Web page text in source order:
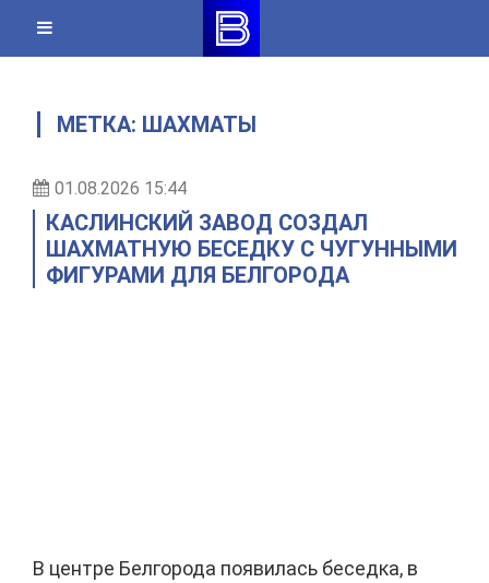
content
МЕТКА: ШАХМАТЫ
01.08.2026 15:44
КАСЛИНСКИЙ ЗАВОД СОЗДАЛ
ШАХМАТНУЮ БЕСЕДКУ С ЧУГУННЫМИ
ФИГУРАМИ ДЛЯ БЕЛГОРОДА
В центре Белгорода появилась беседка, в